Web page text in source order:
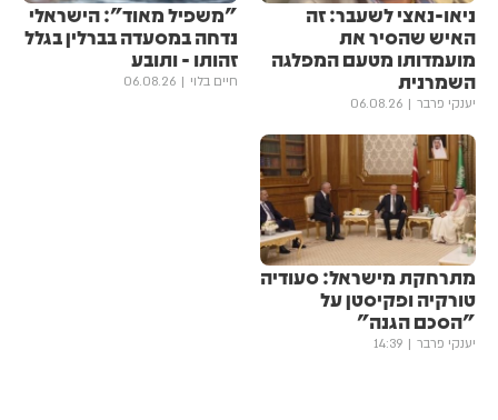
ניאו-נאצי לשעבר: זה
האיש שהסיר את
מועמדותו מטעם המפלגה
השמרנית
יענקי פרבר 06.08.26
"משפיל מאוד": הישראלי
נדחה במסעדה בברלין בגלל
זהותו - ותובע
חיים בלוי 06.08.26
מתרחקת מישראל: סעודיה
טורקיה ופקיסטן על
"הסכם הגנה"
יענקי פרבר 14:39